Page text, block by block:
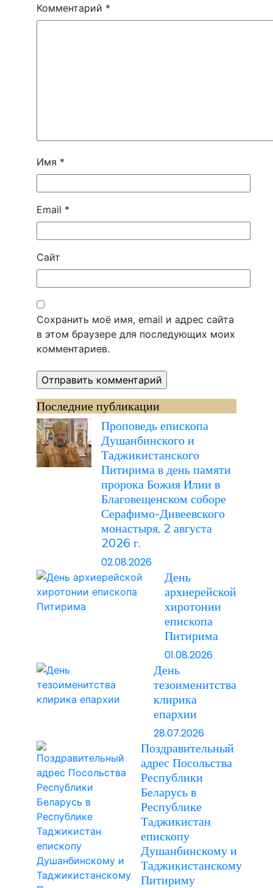
Комментарий *
Имя *
Email *
Сайт
Сохранить моё имя, email и адрес сайта
в этом браузере для последующих моих
комментариев.
Последние публикации
Проповедь епископа
Душанбинского и
Таджикистанского
Питирима в день памяти
пророка Божия Илии в
Благовещенском соборе
Серафимо-Дивеевского
монастыря, 2 августа
2026 г.
02.08.2026
День
архиерейской
хиротонии
епископа
Питирима
01.08.2026
День
тезоименитства
клирика
епархии
28.07.2026
Поздравительный
адрес Посольства
Республики
Беларусь в
Республике
Таджикистан
епископу
Душанбинскому и
Таджикистанскому
Питириму